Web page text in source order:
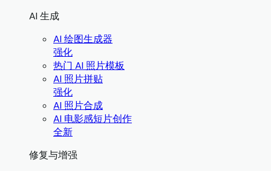
AI 生成
AI 绘图生成器
强化
热门 AI 照片模板
AI 照片拼贴
强化
AI 照片合成
AI 电影感短片创作
全新
修复与增强